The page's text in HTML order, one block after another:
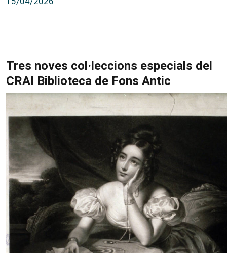
Tres noves col·leccions especials del
CRAI Biblioteca de Fons Antic